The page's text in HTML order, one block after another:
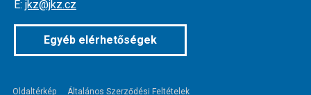
E: jkz@jkz.cz
Egyéb elérhetőségek
Oldaltérkép Általános Szerződési Feltételek